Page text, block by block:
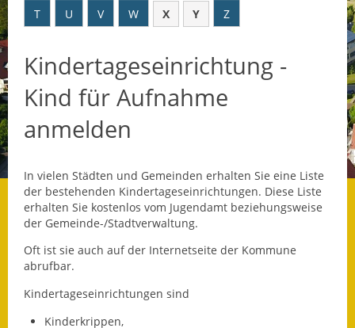
Datenschutz
Datenschutz im
Steueramt
Was die Alten noch
wussten!
Wagner-Werkstatt
Informationsbroschüre
T
U V W X Y Z
Kindertageseinrichtung -
Kind für Aufnahme
anmelden
In vielen Städten und Gemeinden erhalten Sie eine Liste
der bestehenden Kindertageseinrichtungen. Diese Liste
erhalten Sie kostenlos vom Jugendamt beziehungsweise
der Gemeinde-/Stadtverwaltung.
Oft ist sie auch auf der Internetseite der Kommune
abrufbar.
Kindertageseinrichtungen sind
Kinderkrippen,